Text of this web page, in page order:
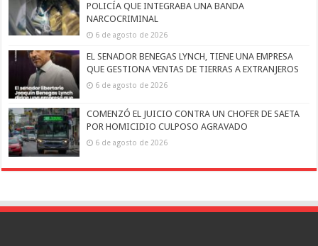
POLICÍA QUE INTEGRABA UNA BANDA
NARCOCRIMINAL
6 de agosto de 2026
EL SENADOR BENEGAS LYNCH, TIENE UNA EMPRESA
QUE GESTIONA VENTAS DE TIERRAS A EXTRANJEROS
6 de agosto de 2026
COMENZÓ EL JUICIO CONTRA UN CHOFER DE SAETA
POR HOMICIDIO CULPOSO AGRAVADO
6 de agosto de 2026